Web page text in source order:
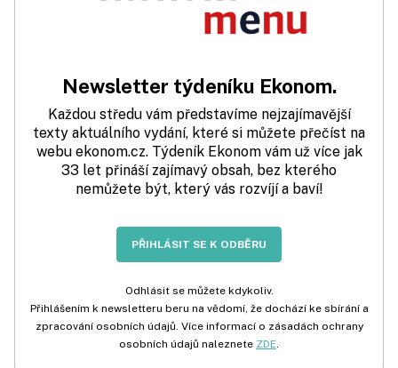
Newsletter týdeníku Ekonom.
Každou středu vám představíme nejzajímavější
texty aktuálního vydání, které si můžete přečíst na
webu ekonom.cz. Týdeník Ekonom vám už více jak
33 let přináší zajímavý obsah, bez kterého
nemůžete být, který vás rozvíjí a baví!
PŘIHLÁSIT SE K ODBĚRU
Odhlásit se můžete kdykoliv.
Přihlášením k newsletteru beru na vědomí, že dochází ke sbírání a
zpracování osobních údajů. Více informací o zásadách ochrany
osobních údajů naleznete ZDE.